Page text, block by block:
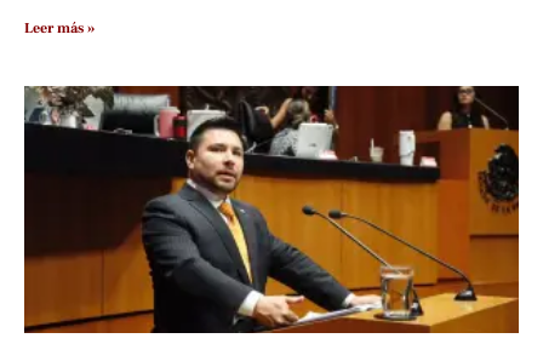
Leer más »